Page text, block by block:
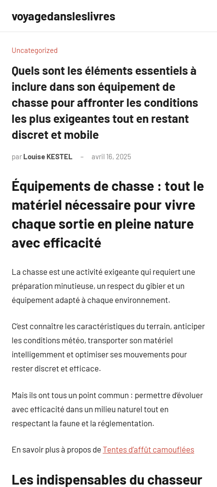
contenu
voyagedansleslivres
Uncategorized
Quels sont les éléments essentiels à
inclure dans son équipement de
chasse pour affronter les conditions
les plus exigeantes tout en restant
discret et mobile
par Louise KESTEL avril 16, 2025
Équipements de chasse : tout le
matériel nécessaire pour vivre
chaque sortie en pleine nature
avec efficacité
La chasse est une activité exigeante qui requiert une
préparation minutieuse, un respect du gibier et un
équipement adapté à chaque environnement.
C’est connaître les caractéristiques du terrain, anticiper
les conditions météo, transporter son matériel
intelligemment et optimiser ses mouvements pour
rester discret et efficace.
Mais ils ont tous un point commun : permettre d’évoluer
avec efficacité dans un milieu naturel tout en
respectant la faune et la réglementation.
En savoir plus à propos de Tentes d’affût camouflées
Les indispensables du chasseur